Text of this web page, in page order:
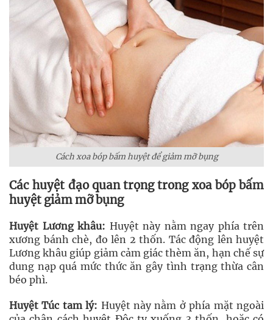
Cách xoa bóp bấm huyệt để giảm mỡ bụng
Các huyệt đạo quan trọng trong xoa bóp bấm
huyệt giảm mỡ bụng
Huyệt Lương khâu: Huyệt này nằm ngay phía trên
xương bánh chè, đo lên 2 thốn. Tác động lên huyệt
Lương khâu giúp giảm cảm giác thèm ăn, hạn chế sự
dung nạp quá mức thức ăn gây tình trạng thừa cân
béo phì.
Huyệt Túc tam lý: Huyệt này nằm ở phía mặt ngoài